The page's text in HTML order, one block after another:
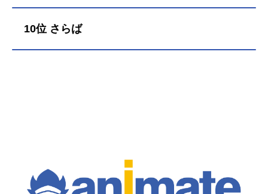
10位 さらば